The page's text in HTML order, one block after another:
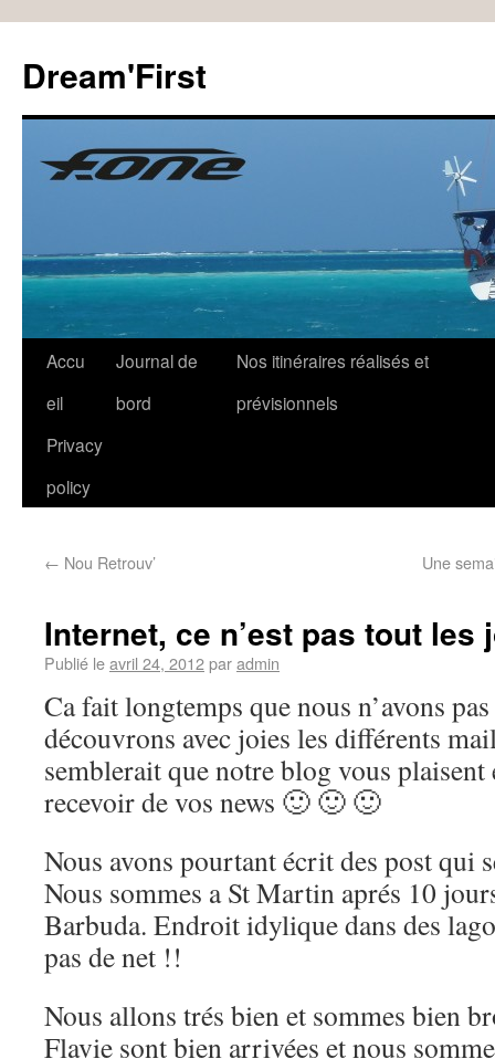
Dream'First
Accu
eil
Journal de
bord
Nos itinéraires réalisés et
prévisionnels
Privacy
policy
← Nou Retrouv’ Une
Internet, ce n’est pas tout les
Publié leavril 24, 2012paradmin
Ca fait longtemps que nous n’avons
découvrons avec joies les différents
semblerait que notre blog vous
recevoir de vos news 🙂 🙂 🙂
Nous avons pourtant écrit des post qui
Nous sommes a St Martin aprés 10
Barbuda. Endroit idylique dans des
pas de net !!
Nous allons trés bien et sommes bien
Flavie sont bien arrivées et nous